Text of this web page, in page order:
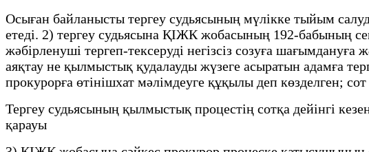
Осыған байланысты тергеу судьясының мүлікке тыйым
етеді. 2) тергеу судьясына ҚІЖК жобасының 192-бабының
жәбірленуші тергеп-тексеруді негізсіз созуға
аяқтау не қылмыстық қудалауды жүзеге асыратын адамға
прокурорға өтінішхат мәлімдеуге құқылы деп көзделген;
Тергеу судьясының қылмыстық процестің сотқа дейінгі
қарауы